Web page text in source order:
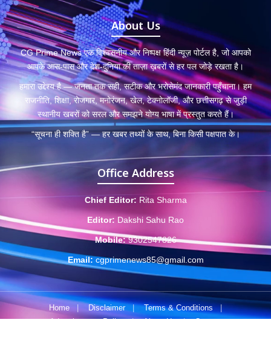
About Us
CG Prime News एक विश्वसनीय और निष्पक्ष हिंदी न्यूज़ पोर्टल है, जो आपको
आपके आस-पास और देश-दुनिया की ताज़ा ख़बरों से हर पल जोड़े रखता है।
हमारा उद्देश्य है — जनता तक सही, सटीक और भरोसेमंद जानकारी पहुँचाना। हम
राजनीति, शिक्षा, रोजगार, मनोरंजन, खेल, टेक्नोलॉजी, और छत्तीसगढ़ से जुड़ी
स्थानीय खबरों को सरल और समझने योग्य भाषा में प्रस्तुत करते हैं।
“सूचना ही शक्ति है” — हर खबर तथ्यों के साथ, बिना किसी पक्षपात के।
Office Address
Chief Editor: Rita Sharma
Editor: Dakshi Sahu Rao
Mobile: 9302547826
Email: cgprimenews85@gmail.com
Home | Disclaimer | Terms & Conditions
|
Advertisement Policy
| About Us |
Contact